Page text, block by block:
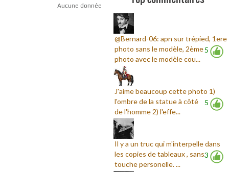
Aucune donnée
5
@Bernard-06: apn sur trépied, 1ere
photo sans le modèle, 2ème
photo avec le modèle cou...
5
J'aime beaucoup cette photo 1)
l'ombre de la statue à côté
de l'homme 2) l'effe...
3
Il y a un truc qui m'interpelle dans
les copies de tableaux , sans
touche personelle. ...